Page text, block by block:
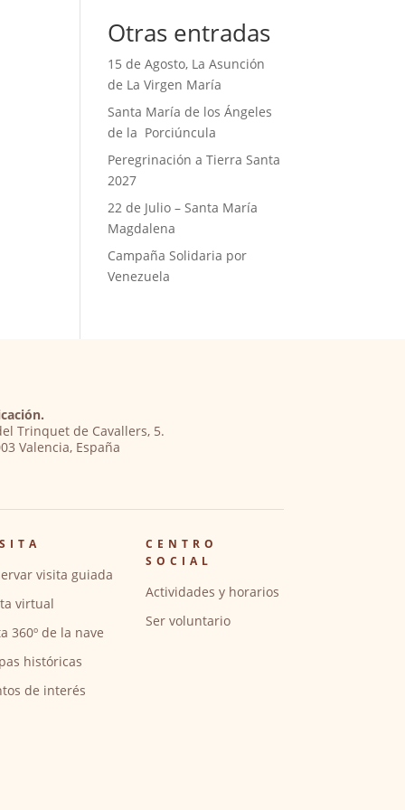
Otras entradas
15 de Agosto, La Asunción
de La Virgen María
Santa María de los Ángeles
de la Porciúncula
Peregrinación a Tierra Santa
2027
22 de Julio – Santa María
Magdalena
Campaña Solidaria por
Venezuela
Trinquet de Cavallers, 5.
Valencia, España
visita guiada
virtual
360º de la nave
históricas
de interés
CENTRO
SOCIAL
Actividades y horarios
Ser voluntario